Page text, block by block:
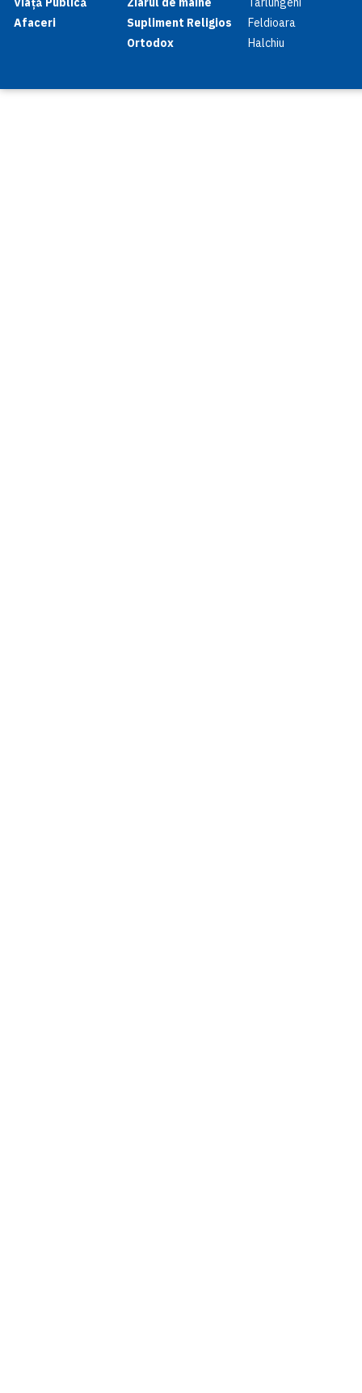
Afaceri
Supliment Religios
Ortodox
Feldioara
Halchiu